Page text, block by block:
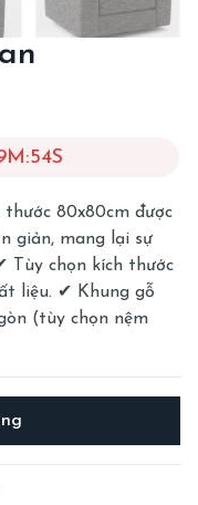
M:52S
80x80cm được
giản, mang lại sự
Tùy chọn kích thước
liệu. ✔ Khung gỗ
(tùy chọn nệm